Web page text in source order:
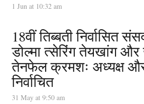
1 Jun at 10:32 am
18वीं तिब्बती निर्वासित
डोल्मा त्सेरिंग तेयखांग
तेनफेल क्रमशः अध्यक्ष और
निर्वाचित
31 May at 9:50 am